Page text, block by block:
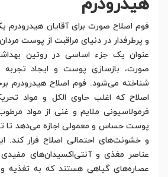
هیدرودرم
فوم اصلاح صورت برای آقایان
و پرطرفدار در دنیای مراقبت از پوست
عنوان یک جزء اساسی در روتین
صورت، بازسازی پوست و ایجاد
شناخته می‌شود. فوم اصلاح هیدرودرم
اصلاح که اغلب حاوی الکل و مواد
فرمولاسیونی ملایم و غنی از مواد
پوست حساس و معمولی اجازه می‌دهد تا
و خشونت‌های احتمالی اصلاح فرار کند.
عناصر مغذی و آنتی‌اکسیدان‌های
عصاره‌های گیاهی هستند که به تغذیه